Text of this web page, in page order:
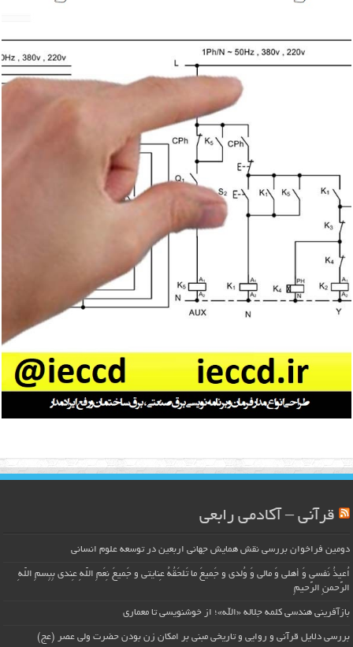
قرآنی – آکادمی رابعی
دومین فراخوان بررسی نقش همایش جهانی اربعین در توسعه علوم انسانی
اُعیذُ نَفسی وَ أهلی وَ مالی وَ وُلدی و جَمیعَ ما تَلحَقُهُ عِنایتی و جَمیعَ نِعَمِ اللّهِ عِندی بِبِسمِ اللّهِ
الرَّحمنِ الرَّحیمِ
بازآفرینی هندسی کلمه جلاله «الله»؛ از خوشنویسی تا معماری
بررسی دلایل قرآنی و روایی و تاریخی مبنی بر امکان زن بودن حضرت ولی عصر (عج)